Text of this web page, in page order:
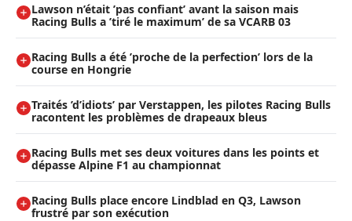
Lawson n’était ’pas confiant’ avant la saison mais
Racing Bulls a ’tiré le maximum’ de sa VCARB 03
Racing Bulls a été ’proche de la perfection’ lors de la
course en Hongrie
Traités ’d’idiots’ par Verstappen, les pilotes Racing Bulls
racontent les problèmes de drapeaux bleus
Racing Bulls met ses deux voitures dans les points et
dépasse Alpine F1 au championnat
Racing Bulls place encore Lindblad en Q3, Lawson
frustré par son exécution